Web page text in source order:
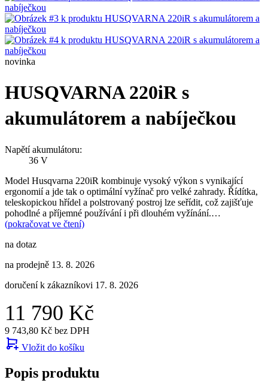
novinka
HUSQVARNA 220iR s
akumulátorem a nabíječkou
Napětí akumulátoru:
36 V
Model Husqvarna 220iR kombinuje vysoký výkon s vynikající
ergonomií a jde tak o optimální vyžínač pro velké zahrady. Řídítka,
teleskopickou hřídel a polstrovaný postroj lze seřídit, což zajišťuje
pohodlné a příjemné používání i při dlouhém vyžínání.…
(pokračovat ve čtení)
na dotaz
na prodejně 13. 8. 2026
doručení k zákazníkovi 17. 8. 2026
11 790 Kč
9 743,80 Kč bez DPH
Vložit do košíku
Popis produktu